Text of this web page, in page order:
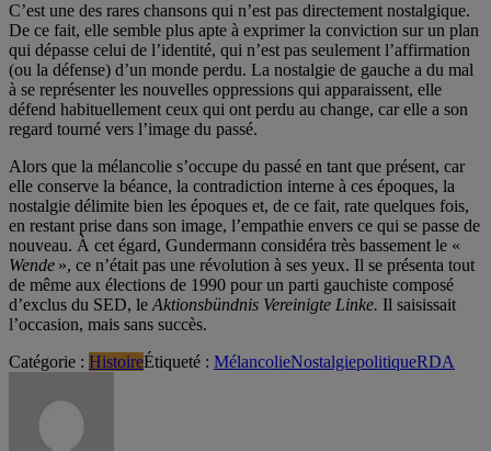
C’est une des rares chansons qui n’est pas directement nostalgique.
De ce fait, elle semble plus apte à exprimer la conviction sur un plan
qui dépasse celui de l’identité, qui n’est pas seulement l’affirmation
(ou la défense) d’un monde perdu. La nostalgie de gauche a du mal
à se représenter les nouvelles oppressions qui apparaissent, elle
défend habituellement ceux qui ont perdu au change, car elle a son
regard tourné vers l’image du passé.
Alors que la mélancolie s’occupe du passé en tant que présent, car
elle conserve la béance, la contradiction interne à ces époques, la
nostalgie délimite bien les époques et, de ce fait, rate quelques fois,
en restant prise dans son image, l’empathie envers ce qui se passe de
nouveau. À cet égard, Gundermann considéra très bassement le «
Wende », ce n’était pas une révolution à ses yeux. Il se présenta tout
de même aux élections de 1990 pour un parti gauchiste composé
d’exclus du SED, le Aktionsbündnis Vereinigte Linke. Il saisissait
l’occasion, mais sans succès.
Catégorie : HistoireÉtiqueté : MélancolieNostalgiepolitiqueRDA